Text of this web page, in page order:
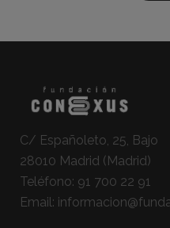
C/ Españoleto, 25, Bajo
28010 Madrid (Madrid)
Teléfono: 91 700 22 91
Email: